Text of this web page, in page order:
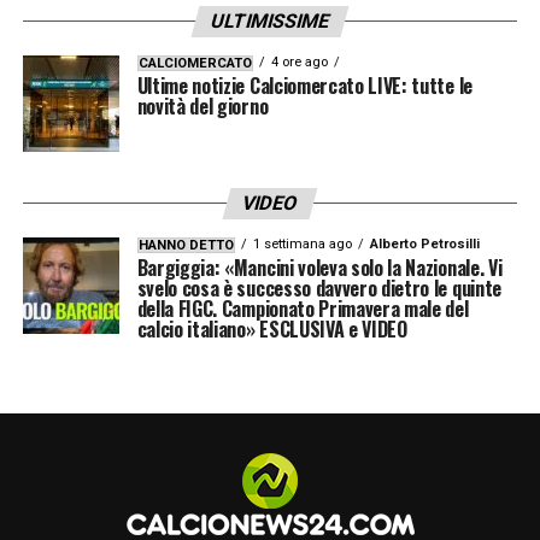
che accompagnerà l’allenatore in questa
avventura
LA PLAYLIST DELLE NOSTRE TOP NEWS
ULTIMISSIME
CALCIOMERCATO 4 ore ago
Ultime notizie Calciomercato LIVE: tutte le
novità del giorno
VIDEO
HANNO DETTO 1 settimana ago Alberto Petrosilli
Bargiggia: «Mancini voleva solo la Nazionale. Vi
svelo cosa è successo davvero dietro le quinte
della FIGC. Campionato Primavera male del
calcio italiano» ESCLUSIVA e VIDEO